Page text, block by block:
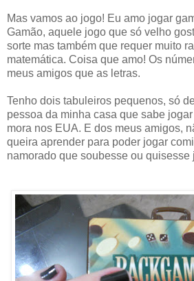
Mas vamos ao jogo! Eu amo jogar
Gamão, aquele jogo que só velho
sorte mas também que requer muito
matemática. Coisa que amo! Os
meus amigos que as letras.
Tenho dois tabuleiros pequenos, só
pessoa da minha casa que sabe
mora nos EUA. E dos meus amigos,
queira aprender para poder jogar
namorado que soubesse ou quisesse